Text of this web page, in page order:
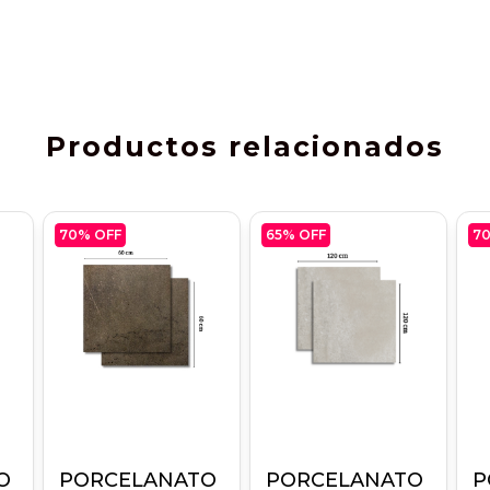
Productos relacionados
70% OFF
PORCELANATO
65% OFF
PORCELANATO
70